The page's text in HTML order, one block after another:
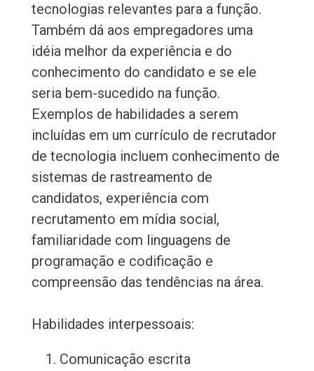
tecnologias relevantes para a função.
Também dá aos empregadores uma
idéia melhor da experiência e do
conhecimento do candidato e se ele
seria bem-sucedido na função.
Exemplos de habilidades a serem
incluídas em um currículo de recrutador
de tecnologia incluem conhecimento de
sistemas de rastreamento de
candidatos, experiência com
recrutamento em mídia social,
familiaridade com linguagens de
programação e codificação e
compreensão das tendências na área.
Habilidades interpessoais:
Comunicação escrita